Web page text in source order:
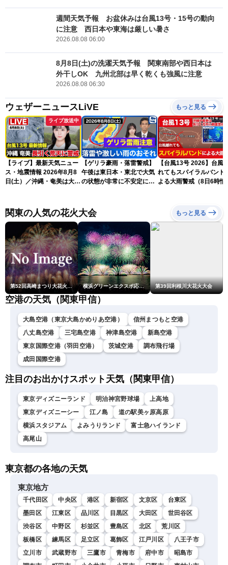
週間天気予報 お盆休みは台風13号・15号の動向
に注意 西日本や東海は厳しい暑さ
2026.08.08 06:00
8月8日(土)の洗濯天気予報 関東南部や西日本は
外干しOK 九州北部は早く乾くも強風に注意
2026.08.08 06:30
ウェザーニュースLiVE もっと見る
ライブ放送中
【ライブ】最新天気ニュー
ス・地震情報 2026年8月8
日(土）／沖縄・奄美は大荒
ュースLiVEコーヒータイ
ム・青原桃香／山口剛央〉
【ゲリラ豪雨・落雷警戒】
午後は東日本・東北で大気
の状態が非常に不安定に
【台風13号 2026】台風
れてもスパイラルバンド
よる大雨警戒（8日6時情
関東の人気の花火大会 もっと見る
第52回高崎まつり大花火大会 横浜グリーンエクスポ応援 みなとみらいフェスティバル「スカイシンフォニーinヨコハマ presented byコロワイド」 第39回利根川大花火大会
空港の天気（関東甲信）
大島空港（東京大島かめりあ空港）
信州まつもと空港
八丈島空港
三宅島空港 神津島空港
新島空港
東京国際空港（羽田空港）
茨城空港
調布飛行場
成田国際空港
注目のお出かけスポット天気（関東甲信）
東京ディズニーランド 明治神宮野球場
上高地
東京ディズニーシー
江ノ島
道の駅美ヶ原高原
横浜スタジアム
よみうりランド
富士急ハイランド
高尾山
東京都の各地の天気
東京地方
千代田区 中央区 港区 新宿区 文京区
台東区
墨田区
江東区 品川区 目黒区 大田区
世田谷区
渋谷区
中野区 杉並区 豊島区 北区
荒川区
板橋区
練馬区 足立区 葛飾区 江戸川区
八王子市
立川市
武蔵野市 三鷹市 青梅市 府中市
昭島市